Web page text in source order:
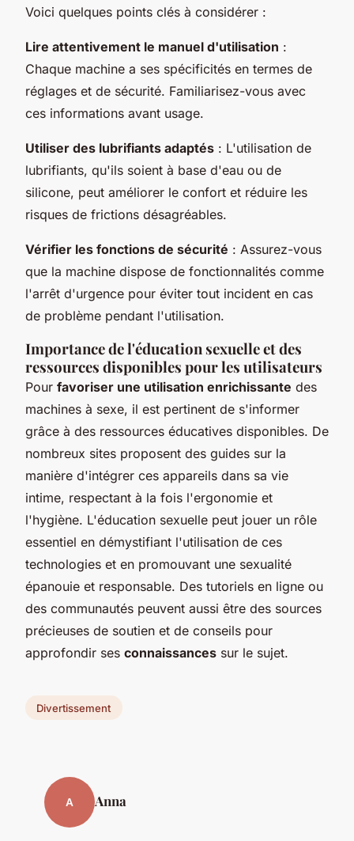
Voici quelques points clés à considérer :
Lire attentivement le manuel d'utilisation :
Chaque machine a ses spécificités en termes de
réglages et de sécurité. Familiarisez-vous avec
ces informations avant usage.
Utiliser des lubrifiants adaptés : L'utilisation de
lubrifiants, qu'ils soient à base d'eau ou de
silicone, peut améliorer le confort et réduire les
risques de frictions désagréables.
Vérifier les fonctions de sécurité : Assurez-vous
que la machine dispose de fonctionnalités comme
l'arrêt d'urgence pour éviter tout incident en cas
de problème pendant l'utilisation.
Importance de l'éducation sexuelle et des
ressources disponibles pour les utilisateurs
Pour favoriser une utilisation enrichissante des
machines à sexe, il est pertinent de s'informer
grâce à des ressources éducatives disponibles. De
nombreux sites proposent des guides sur la
manière d'intégrer ces appareils dans sa vie
intime, respectant à la fois l'ergonomie et
l'hygiène. L'éducation sexuelle peut jouer un rôle
essentiel en démystifiant l'utilisation de ces
technologies et en promouvant une sexualité
épanouie et responsable. Des tutoriels en ligne ou
des communautés peuvent aussi être des sources
précieuses de soutien et de conseils pour
approfondir ses connaissances sur le sujet.
Divertissement
A Anna